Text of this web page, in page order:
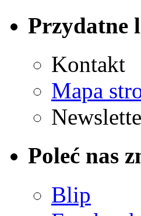
Przydatne
Kontakt
Mapa
Poleć nas
Blip